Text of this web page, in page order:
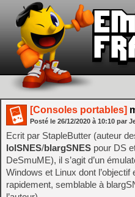
[Consoles portables]
Posté le 26/12/2020 à 10:10 par
Ecrit par StapleButter (auteur
lolSNES/blargSNES pour DS
DeSmuME), il s’agit d’un
Windows et Linux dont
rapidement, semblable à